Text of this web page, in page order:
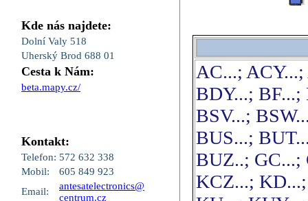
Kde nás najdete:
Dolní Valy 518
Uherský Brod 688 01
Cesta k Nám:
beta.mapy.cz/
Kontakt:
Telefon: 572 632 338
Mobil:
605 849 923
Email:
antesatelectronics@
centrum.cz
AC...;
BDY...;
BSV...;
BUS...;
BUZ..; GC...;
KCZ...;